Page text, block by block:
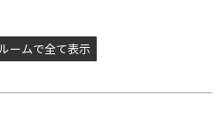
ームで全て表示